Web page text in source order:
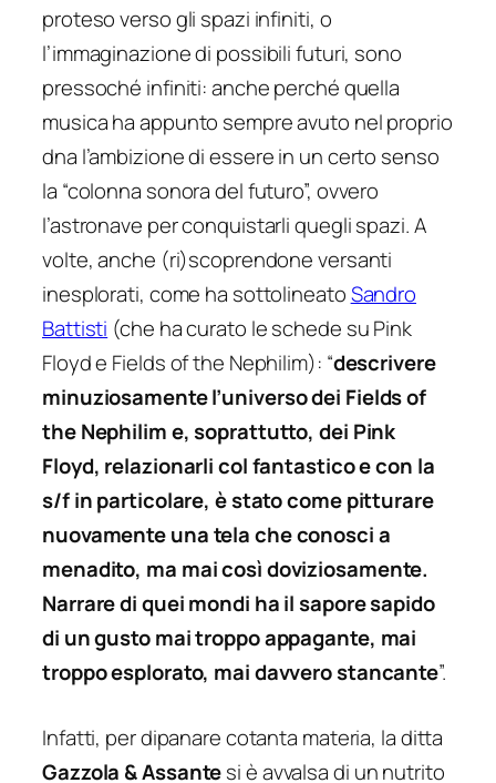
proteso verso gli spazi infiniti, o
l’immaginazione di possibili futuri, sono
pressoché infiniti: anche perché quella
musica ha appunto sempre avuto nel proprio
dna l’ambizione di essere in un certo senso
la “colonna sonora del futuro”, ovvero
l’astronave per conquistarli quegli spazi. A
volte, anche (ri)scoprendone versanti
inesplorati, come ha sottolineatoSandro
Battisti (che ha curato le schede su Pink
Floyd e Fields of the Nephilim): “descrivere
minuziosamente l’universo dei Fields of
the Nephilim e, soprattutto, dei Pink
Floyd, relazionarli col fantastico e con la
s/f in particolare, è stato come pitturare
nuovamente una tela che conosci a
menadito, ma mai così doviziosamente.
Narrare di quei mondi ha il sapore sapido
di un gusto mai troppo appagante, mai
troppo esplorato, mai davvero stancante”.
Infatti, per dipanare cotanta materia, la ditta
Gazzola & Assantesi è avvalsa di un nutrito